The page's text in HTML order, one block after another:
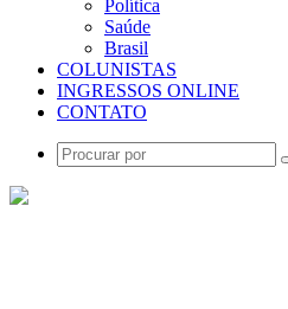
Política
Saúde
Brasil
COLUNISTAS
INGRESSOS ONLINE
CONTATO